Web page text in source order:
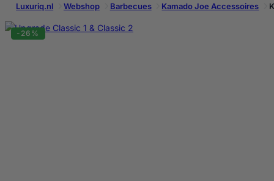
Luxuriq.nl
Webshop Barbecues Kamado Joe Accessoires
-26%